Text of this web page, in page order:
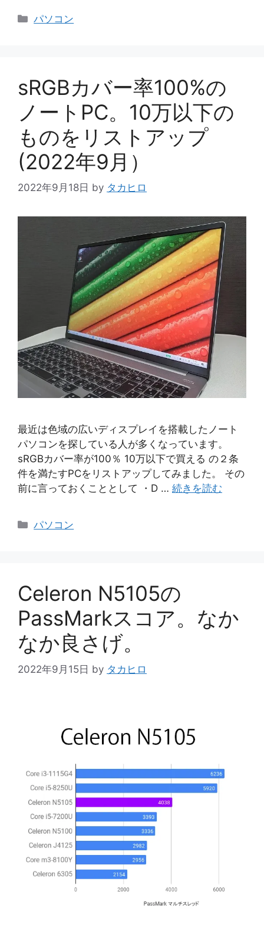
カ
パソコン
sRGBカバー率100%の
ノートPC。10万以下の
ものをリストアップ
(2022年9月）
2022年9月18日 by タカヒロ
最近は色域の広いディスプレイを搭載したノート
パソコンを探している人が多くなっています。
sRGBカバー率が100％ 10万以下で買える の２条
件を満たすPCをリストアップしてみました。 その
前に言っておくこととして ・D … 続きを読む
カ
パソコン
Celeron N5105の
PassMarkスコア。なか
なか良さげ。
2022年9月15日 by タカヒロ